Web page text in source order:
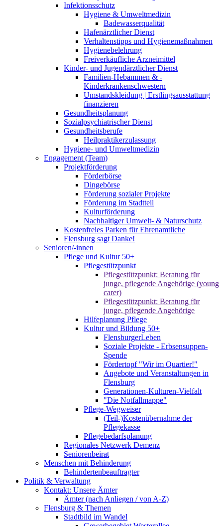
Infektionsschutz
Hygiene & Umweltmedizin
Badewasserqualität
Hafenärztlicher Dienst
Verhaltenstipps und Hygienemaßnahmen
Hygienebelehrung
Freiverkäufliche Arzneimittel
Kinder- und Jugendärztlicher Dienst
Familien-Hebammen & -
Kinderkrankenschwestern
Umstandskleidung | Erstlingsausstattung
finanzieren
Gesundheitsplanung
Sozialpsychiatrischer Dienst
Gesundheitsberufe
Heilpraktikerzulassung
Hygiene- und Umweltmedizin
Engagement (Team)
Projektförderung
Förderbörse
Dingebörse
Förderung sozialer Projekte
Förderung im Stadtteil
Kulturförderung
Nachhaltiger Umwelt- & Naturschutz
Kostenfreies Parken für Ehrenamtliche
Flensburg sagt Danke!
Senioren/-innen
Pflege und Kultur 50+
Pflegestützpunkt
Pflegestützpunkt: Beratung für
junge, pflegende Angehörige (young
carer)
Pflegestützpunkt: Beratung für
junge, pflegende Angehörige
Hilfeplanung Pflege
Kultur und Bildung 50+
FlensburgerLeben
Soziale Projekte - Erbsensuppen-
Spende
Fördertopf "Wir im Quartier!"
Angebote und Veranstaltungen in
Flensburg
Generationen-Kulturen-Vielfalt
"Die Notfallmappe"
Pflege-Wegweiser
(Teil-)Kostenübernahme der
Pflegekasse
Pflegebedarfsplanung
Regionales Netzwerk Demenz
Seniorenbeirat
Menschen mit Behinderung
Behindertenbeauftragter
Politik & Verwaltung
Kontakt: Unsere Ämter
Ämter (nach Anliegen / von A-Z)
Flensburg & Themen
Stadtbild im Wandel